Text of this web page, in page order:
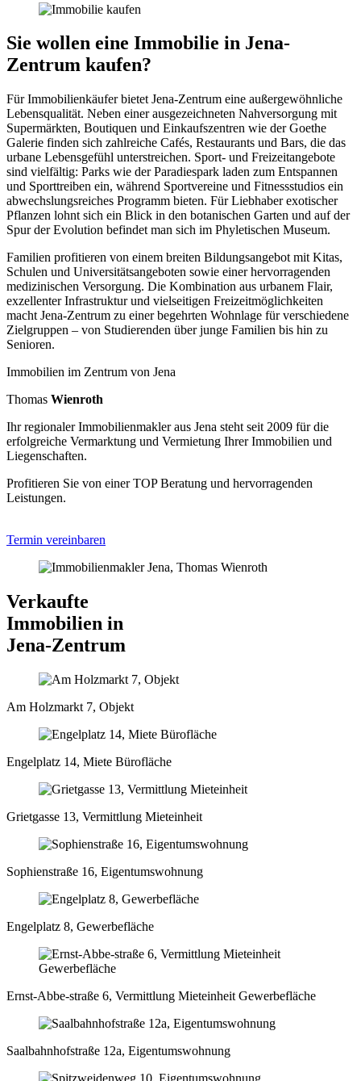
Sie wollen eine Immobilie in Jena-
Zentrum kaufen?
Für Immobilienkäufer bietet Jena-Zentrum eine außergewöhnliche
Lebensqualität. Neben einer ausgezeichneten Nahversorgung mit
Supermärkten, Boutiquen und Einkaufszentren wie der Goethe
Galerie finden sich zahlreiche Cafés, Restaurants und Bars, die das
urbane Lebensgefühl unterstreichen. Sport- und Freizeitangebote
sind vielfältig: Parks wie der Paradiespark laden zum Entspannen
und Sporttreiben ein, während Sportvereine und Fitnessstudios ein
abwechslungsreiches Programm bieten. Für Liebhaber exotischer
Pflanzen lohnt sich ein Blick in den botanischen Garten und auf der
Spur der Evolution befindet man sich im Phyletischen Museum.
Familien profitieren von einem breiten Bildungsangebot mit Kitas,
Schulen und Universitätsangeboten sowie einer hervorragenden
medizinischen Versorgung. Die Kombination aus urbanem Flair,
exzellenter Infrastruktur und vielseitigen Freizeitmöglichkeiten
macht Jena-Zentrum zu einer begehrten Wohnlage für verschiedene
Zielgruppen – von Studierenden über junge Familien bis hin zu
Senioren.
Immobilien im Zentrum von Jena
Thomas Wienroth
Ihr regionaler Immobilienmakler aus Jena steht seit 2009 für die
erfolgreiche Vermarktung und Vermietung Ihrer Immobilien und
Liegenschaften.
Profitieren Sie von einer TOP Beratung und hervorragenden
Leistungen.
Termin vereinbaren
Verkaufte
Immobilien in
Jena-Zentrum
Am Holzmarkt 7, Objekt
Engelplatz 14, Miete Bürofläche
Grietgasse 13, Vermittlung Mieteinheit
Sophienstraße 16, Eigentumswohnung
Engelplatz 8, Gewerbefläche
Ernst-Abbe-straße 6, Vermittlung Mieteinheit Gewerbefläche
Saalbahnhofstraße 12a, Eigentumswohnung